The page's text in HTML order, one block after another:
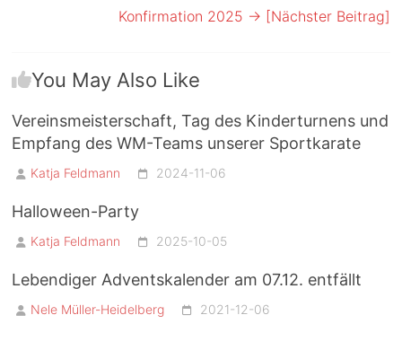
Konfirmation 2025 → [Nächster Beitrag]
You May Also Like
Vereinsmeisterschaft, Tag des Kinderturnens und
Empfang des WM-Teams unserer Sportkarate
Katja Feldmann 2024-11-06
Halloween-Party
Katja Feldmann 2025-10-05
Lebendiger Adventskalender am 07.12. entfällt
Nele Müller-Heidelberg 2021-12-06